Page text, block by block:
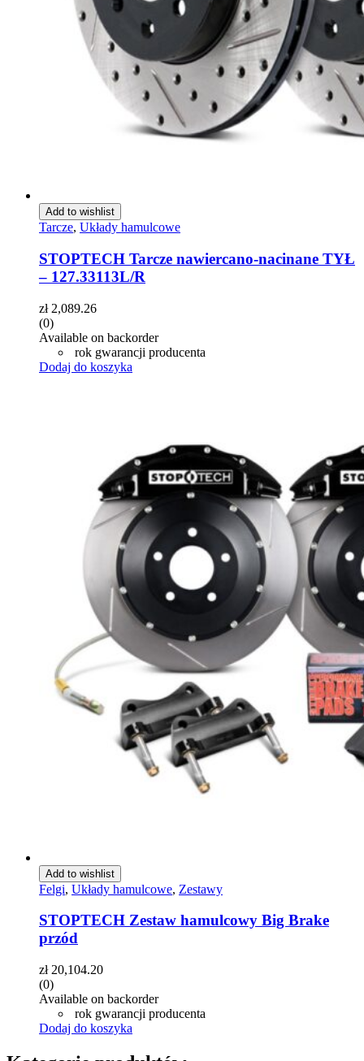
Add to wishlist
Tarcze, Układy hamulcowe
STOPTECH Tarcze nawiercano-nacinane TYŁ
– 127.33113L/R
zł2,089.26
(0)
Available on backorder
rok gwarancji producenta
Dodaj do koszyka
Add to wishlist
Felgi, Układy hamulcowe, Zestawy
STOPTECH Zestaw hamulcowy Big Brake
przód
zł20,104.20
(0)
Available on backorder
rok gwarancji producenta
Dodaj do koszyka